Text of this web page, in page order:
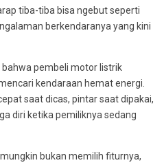
tiba-tiba bisa ngebut seperti
berkendaranya yang kini
pembeli motor listrik
kendaraan hemat energi.
saat dicas, pintar saat dipakai,
diri ketika pemiliknya sedang
bukan memilih fiturnya,